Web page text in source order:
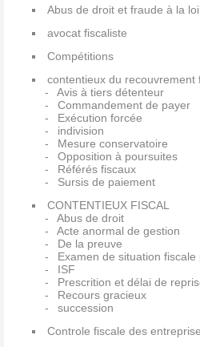
Abus de droit et fraude à la loi
avocat fiscaliste
Compétitions
contentieux du recouvrement
Avis à tiers détenteur
Commandement de payer
Exécution forcée
indivision
Mesure conservatoire
Opposition à poursuites
Référés fiscaux
Sursis de paiement
CONTENTIEUX FISCAL
Abus de droit
Acte anormal de gestion
De la preuve
Examen de situation fiscale
ISF
Prescrition et délai de
Recours gracieux
succession
Controle fiscale des